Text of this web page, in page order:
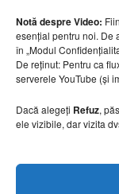
Notă despre Video:
esențial pentru noi. De
în „Modul
De reținut: Pentru ca
serverele YouTube (și
Dacă alegeți Refuz,
ele vizibile, dar vizita
Cele mai
7 august 2026
Ouse Valley